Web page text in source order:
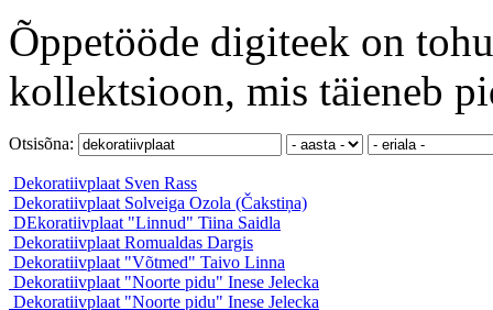
Õppetööde digiteek on
kollektsioon, mis täieneb
Otsisõna:
Dekoratiivplaat Sven Rass
Dekoratiivplaat Solveiga Ozola (Čakstiņa)
DEkoratiivplaat "Linnud" Tiina Saidla
DekoratiivplaatRomualdas Dargis
Dekoratiivplaat "Võtmed" Taivo Linna
Dekoratiivplaat "Noorte pidu" Inese Jelecka
Dekoratiivplaat "Noorte pidu" Inese Jelecka